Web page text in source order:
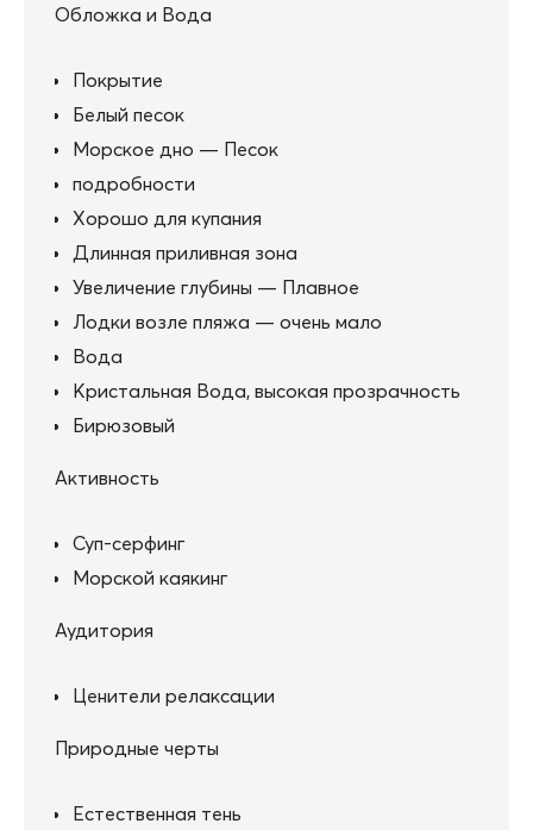
Обложка и Вода
Покрытие
Белый песок
Морское дно — Песок
подробности
Хорошо для купания
Длинная приливная зона
Увеличение глубины — Плавное
Лодки возле пляжа — очень мало
Вода
Кристальная Вода, высокая прозрачность
Бирюзовый
Активность
Суп-серфинг
Морской каякинг
Аудитория
Ценители релаксации
Природные черты
Естественная тень